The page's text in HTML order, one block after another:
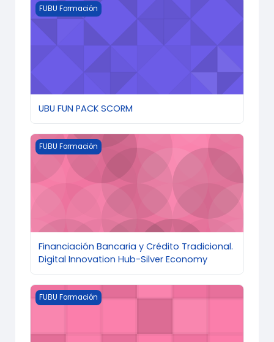
Imagen del curso UBU FUN PACK SCORM
FUBU Formación
UBU FUN PACK SCORM
Imagen del curso Financiación Bancaria y Crédito
FUBU Formación
Financiación Bancaria y Crédito Tradicional.
Digital Innovation Hub-Silver Economy
Imagen del curso ECONOMÍA CIRCULAR, AGRICULTURA
FUBU Formación